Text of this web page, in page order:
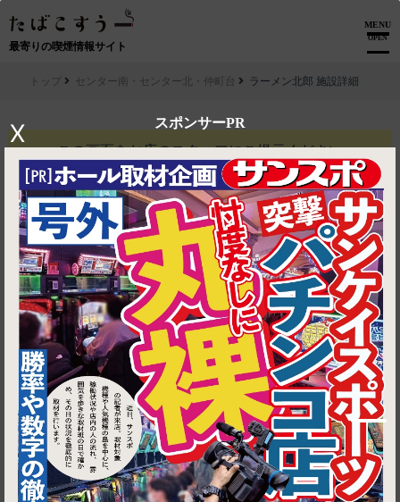
最寄りの喫煙情報サイト
MENU
OPEN
スポンサーPR
X
1
トップ センター南・センター北・仲町台 ラーメン北郎 施設詳細
この画面をお店のスタッフにご提示ください
ラーメン北郎
とろたま1個無料
利用条件 他券併用不可麺類ご注文の方に限る ※予告なく変更になる場合がござい
ます。
有効期限 2026-08-13
▶ ルートを見る
センター南・センター北・仲町台│ラーメン北郎